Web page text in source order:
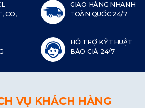
CO,
GIAO HÀNG NHANH
TOÀN QUỐC 24/7
HỖ TRỢ KỸ THUẬT
BÁO GIÁ 24/7
VỤ KHÁCH HÀNG